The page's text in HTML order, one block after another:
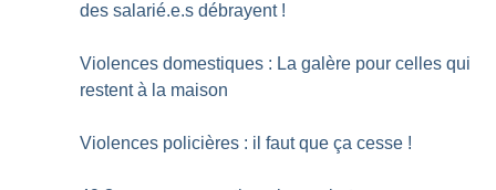
des salarié.e.s débrayent !
Violences domestiques : La galère pour celles qui
restent à la maison
Violences policières : il faut que ça cesse !